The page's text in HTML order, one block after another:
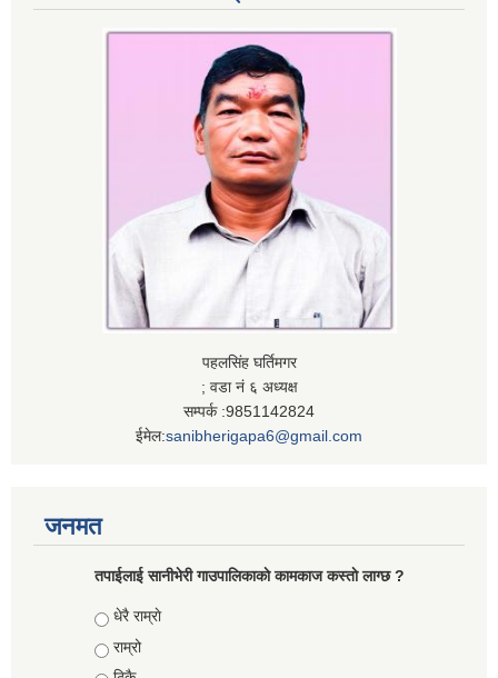
पहलसिंह घर्तिमगर
; वडा नं ६ अध्यक्ष
सम्पर्क :9851142824
ईमेल:sanibherigapa6@gmail.com
जनमत
तपाईलाई सानीभेरी गाउपालिकाकाे कामकाज कस्ताे लाग्छ ?
Choices
धेरै राम्राे
राम्रो